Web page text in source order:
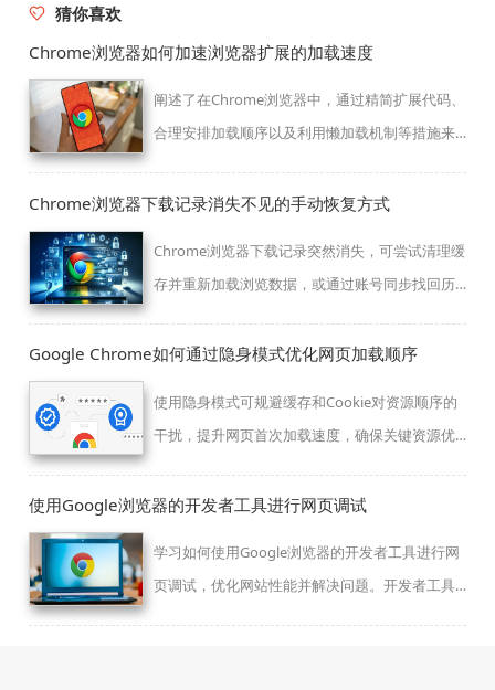
猜你喜欢
Chrome浏览器如何加速浏览器扩展的加载速度
阐述了在Chrome浏览器中，通过精简扩展代码、
合理安排加载顺序以及利用懒加载机制等措施来
扩展的效率和体验。
Chrome浏览器下载记录消失不见的手动恢复方式
Chrome浏览器下载记录突然消失，可尝试清理缓
存并重新加载浏览数据，或通过账号同步找回历
Google Chrome如何通过隐身模式优化网页加载顺序
使用隐身模式可规避缓存和Cookie对资源顺序的
干扰，提升网页首次加载速度，确保关键资源优
使用Google浏览器的开发者工具进行网页调试
学习如何使用Google浏览器的开发者工具进行网
页调试，优化网站性能并解决问题。开发者工具